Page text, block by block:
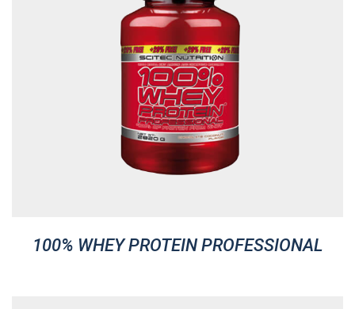
100% WHEY PROTEIN PROFESSIONAL